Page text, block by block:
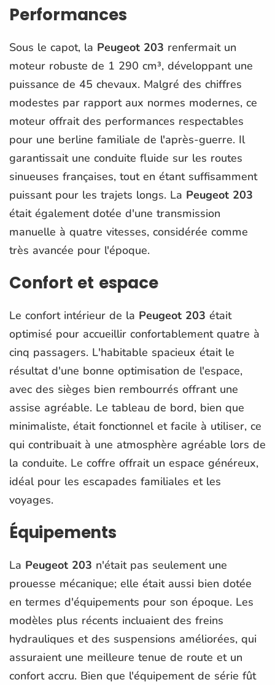
Performances
Sous le capot, la Peugeot 203 renfermait un
moteur robuste de 1 290 cm³, développant une
puissance de 45 chevaux. Malgré des chiffres
modestes par rapport aux normes modernes, ce
moteur offrait des performances respectables
pour une berline familiale de l'après-guerre. Il
garantissait une conduite fluide sur les routes
sinueuses françaises, tout en étant suffisamment
puissant pour les trajets longs. La Peugeot 203
était également dotée d'une transmission
manuelle à quatre vitesses, considérée comme
très avancée pour l'époque.
Confort et espace
Le confort intérieur de la Peugeot 203 était
optimisé pour accueillir confortablement quatre à
cinq passagers. L'habitable spacieux était le
résultat d'une bonne optimisation de l'espace,
avec des sièges bien rembourrés offrant une
assise agréable. Le tableau de bord, bien que
minimaliste, était fonctionnel et facile à utiliser, ce
qui contribuait à une atmosphère agréable lors de
la conduite. Le coffre offrait un espace généreux,
idéal pour les escapades familiales et les
voyages.
Équipements
La Peugeot 203 n'était pas seulement une
prouesse mécanique; elle était aussi bien dotée
en termes d'équipements pour son époque. Les
modèles plus récents incluaient des freins
hydrauliques et des suspensions améliorées, qui
assuraient une meilleure tenue de route et un
confort accru. Bien que l'équipement de série fût